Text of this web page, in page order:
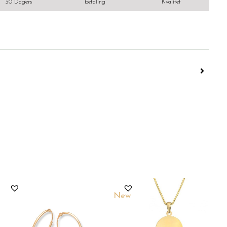
30 Dagers betaling Kvalitet
New